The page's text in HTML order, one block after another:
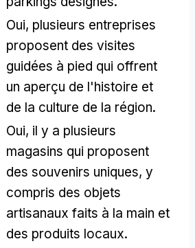
Oui, plusieurs entreprises
proposent des visites
guidées à pied qui offrent
un aperçu de l'histoire et
de la culture de la région.
Oui, il y a plusieurs
magasins qui proposent
des souvenirs uniques, y
compris des objets
artisanaux faits à la main et
des produits locaux.